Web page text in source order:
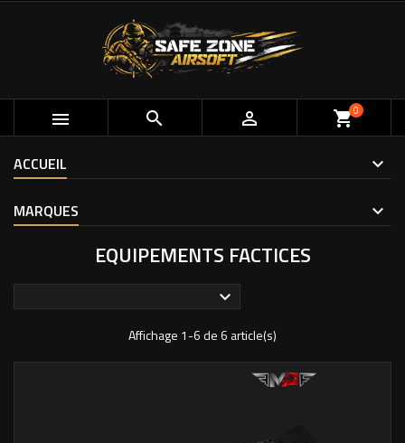
   shopping_cart0
ACCUEIL
MARQUES
EQUIPEMENTS FACTICES

Affichage 1-6 de 6 article(s)